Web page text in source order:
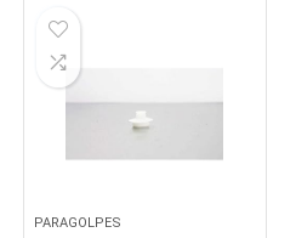
PARAGOLPES